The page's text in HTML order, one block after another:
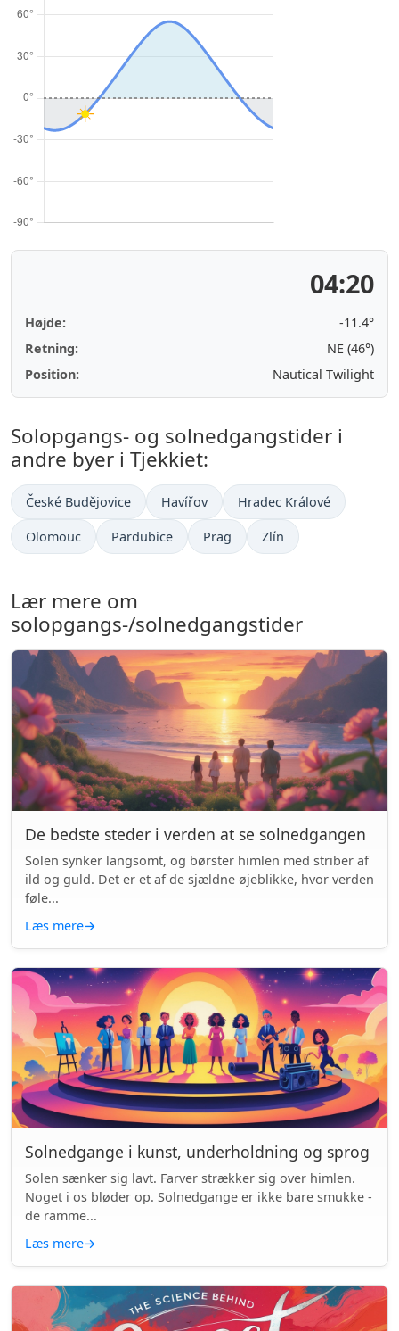
04:20
Højde:
-11.4°
Retning:
NE (46°)
Position:
Nautical Twilight
Solopgangs- og solnedgangstider i
andre byer i Tjekkiet:
České Budějovice Havířov Hradec Králové
Olomouc Pardubice Prag Zlín
Lær mere om
solopgangs-/solnedgangstider
De bedste steder i verden at se solnedgangen
Solen synker langsomt, og børster himlen med striber af
ild og guld. Det er et af de sjældne øjeblikke, hvor verden
føle...
Læs mere→
Solnedgange i kunst, underholdning og sprog
Solen sænker sig lavt. Farver strækker sig over himlen.
Noget i os bløder op. Solnedgange er ikke bare smukke -
de ramme...
Læs mere→